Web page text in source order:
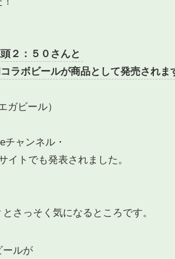
２：５０さんと
ラボビールが商品として発売されま
ガビール）
チャンネル・
イトでも発表されました。
さっそく気になるところです。
ールが